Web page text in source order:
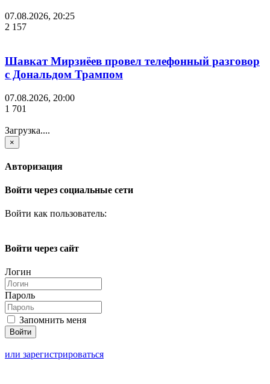
07.08.2026, 20:25
2 157
Шавкат Мирзиёев провел телефонный разговор
с Дональдом Трампом
07.08.2026, 20:00
1 701
Загрузка....
×
Авторизация
Войти через социальные сети
Войти как пользователь:
Войти через сайт
Логин
Пароль
Запомнить меня
или зарегистрироваться